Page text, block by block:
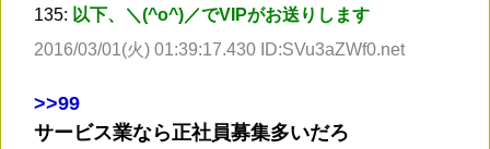
135: 以下、＼(^o^)／でVIPがお送りします
2016/03/01(火) 01:39:17.430 ID:SVu3aZWf0.net
>>99
サービス業なら正社員募集多いだろ